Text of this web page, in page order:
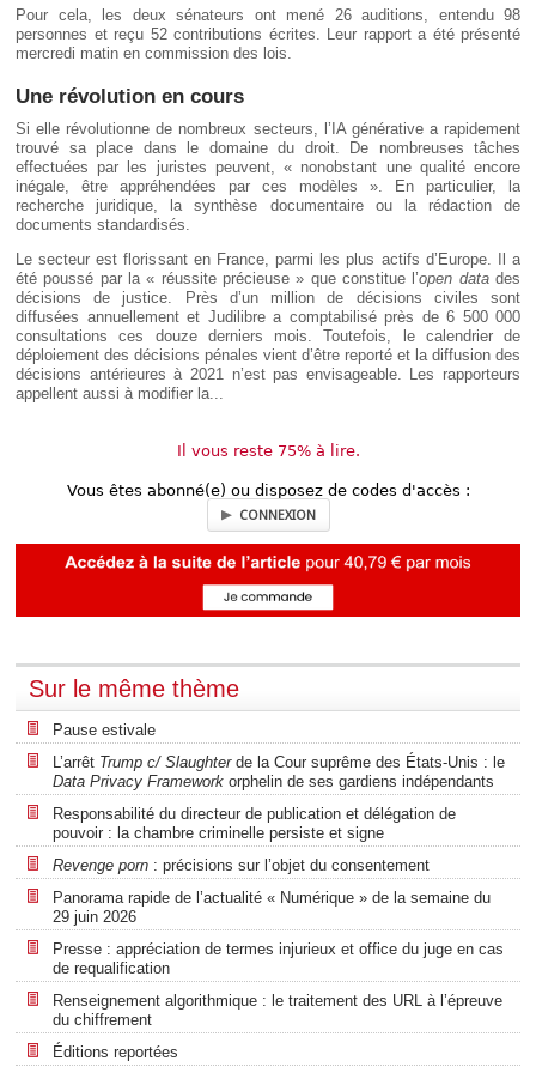
Pour cela, les deux sénateurs ont mené 26 auditions, entendu 98
personnes et reçu 52 contributions écrites. Leur rapport a été présenté
mercredi matin en commission des lois.
Une révolution en cours
Si elle révolutionne de nombreux secteurs, l’IA générative a rapidement
trouvé sa place dans le domaine du droit. De nombreuses tâches
effectuées par les juristes peuvent, « nonobstant une qualité encore
inégale, être appréhendées par ces modèles ». En particulier, la
recherche juridique, la synthèse documentaire ou la rédaction de
documents standardisés.
Le secteur est florissant en France, parmi les plus actifs d’Europe. Il a
été poussé par la « réussite précieuse » que constitue l’open datades
décisions de justice. Près d’un million de décisions civiles sont
diffusées annuellement et Judilibre a comptabilisé près de 6 500 000
consultations ces douze derniers mois. Toutefois, le calendrier de
déploiement des décisions pénales vient d’être reporté et la diffusion des
décisions antérieures à 2021 n’est pas envisageable. Les rapporteurs
appellent aussi à modifier la...
Il vous reste 75% à lire.
Vous êtes abonné(e) ou disposez de codes d'accès :
CONNEXION
Sur le même thème
Pause estivale
L’arrêt Trump c/ Slaughterde la Cour suprême des États-Unis : le
Data Privacy Framework orphelin de ses gardiens indépendants
Responsabilité du directeur de publication et délégation de
pouvoir : la chambre criminelle persiste et signe
Revenge porn : précisions sur l’objet du consentement
Panorama rapide de l’actualité « Numérique » de la semaine du
29 juin 2026
Presse : appréciation de termes injurieux et office du juge en cas
de requalification
Renseignement algorithmique : le traitement des URL à l’épreuve
du chiffrement
Éditions reportées